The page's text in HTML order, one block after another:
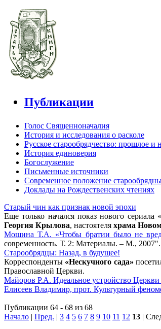
Публикации
Голос Священноначалия
История и исследования о расколе
Русское старообрядчество: прошлое и
История единоверия
Богослужение
Письменные источники
Современное положение
Доклады на Рождественских чтениях
Старый чин как признак новой эпохи
Еще только начался показ нового
Георгия Крылова, настоятеля храма
Мошина Т.А. «Чтобы братии было не
современность. Т. 2: Материалы. – М., 2007".
Старообрядцы: Назад, в будущее!
Корреспонденты «Нескучного сада»
Православной Церкви.
Майоров Р.А. Идеальное устройство Церкви
Елисеев Владимир, прот. Культурный
Публикации 64 - 68 из 68
Начало | Пред. | 3 4 5 6 7 8 9 10 11 12 13 |